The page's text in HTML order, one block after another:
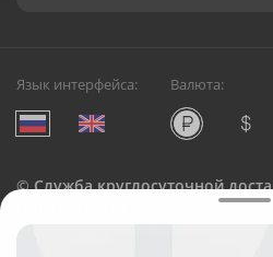
Язык интерфейса: Валюта:
©Служба круглосуточной
Русский Букет, 2026